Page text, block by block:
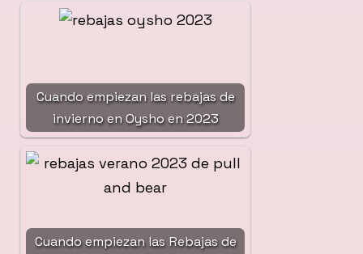
Cuando empiezan las rebajas de
invierno en Oysho en 2023
Cuando empiezan las Rebajas de